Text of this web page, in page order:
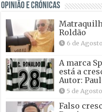
OPINIÃO E CRÓNICAS
Roldão
6 de
A marca
está a
Autor:
5 de
Falso